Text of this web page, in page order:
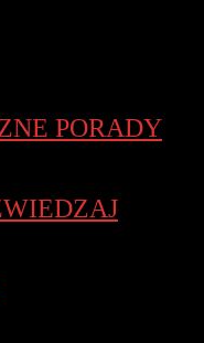
PORADY